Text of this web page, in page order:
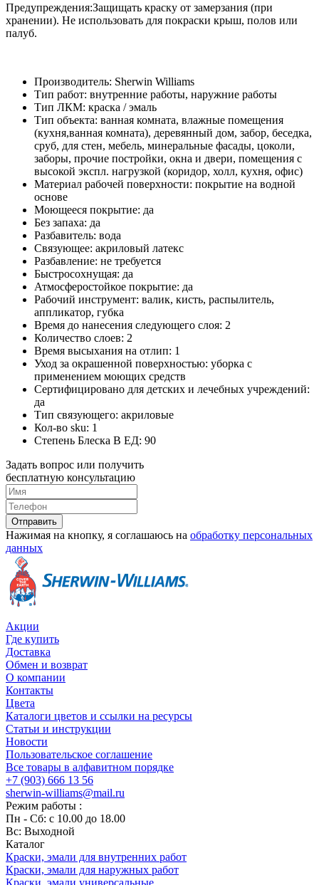
Предупреждения:Защищать краску от замерзания (при
хранении). Не использовать для покраски крыш, полов или
палуб.
Производитель: Sherwin Williams
Тип работ: внутренние работы, наружние работы
Тип ЛКМ: краска / эмаль
Тип объекта: ванная комната, влажные помещения
(кухня,ванная комната), деревянный дом, забор, беседка,
сруб, для стен, мебель, минеральные фасады, цоколи,
заборы, прочие постройки, окна и двери, помещения с
высокой экспл. нагрузкой (коридор, холл, кухня, офис)
Материал рабочей поверхности: покрытие на водной
основе
Моющееся покрытие: да
Без запаха: да
Разбавитель: вода
Связующее: акриловый латекс
Разбавление: не требуется
Быстросохнущая: да
Атмосферостойкое покрытие: да
Рабочий инструмент: валик, кисть, распылитель,
аппликатор, губка
Время до нанесения следующего слоя: 2
Количество слоев: 2
Время высыхания на отлип: 1
Уход за окрашенной поверхностью: уборка с
применением моющих средств
Сертифицировано для детских и лечебных учреждений:
да
Тип связующего: акриловые
Кол-во sku: 1
Степень Блеска В ЕД: 90
Задать вопрос или получить
бесплатную консультацию
Отправить
Нажимая на кнопку, я соглашаюсь на обработку персональных
данных
Акции
Где купить
Доставка
Обмен и возврат
О компании
Контакты
Цвета
Каталоги цветов и ссылки на ресурсы
Статьи и инструкции
Новости
Пользовательское соглашение
Все товары в алфавитном порядке
+7 (903) 666 13 56
sherwin-williams@mail.ru
Режим работы :
Пн - Сб: с 10.00 до 18.00
Вс: Выходной
Каталог
Краски, эмали для внутренних работ
Краски, эмали для наружных работ
Краски, эмали универсальные